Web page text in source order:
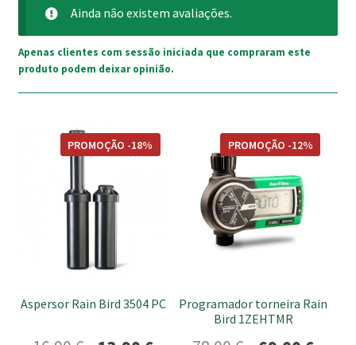
Ainda não existem avaliações.
Apenas clientes com sessão iniciada que compraram este
produto podem deixar opinião.
Aspersor Rain Bird 3504 PC
PROMOÇÃO -18%
Programador torneira Rain
Bird 1ZEHTMR
PROMOÇÃO -12%